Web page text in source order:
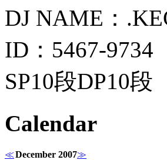
DJ NAME：
ID：5467-9734
SP10段DP10段
Calendar
≪December 2007≫